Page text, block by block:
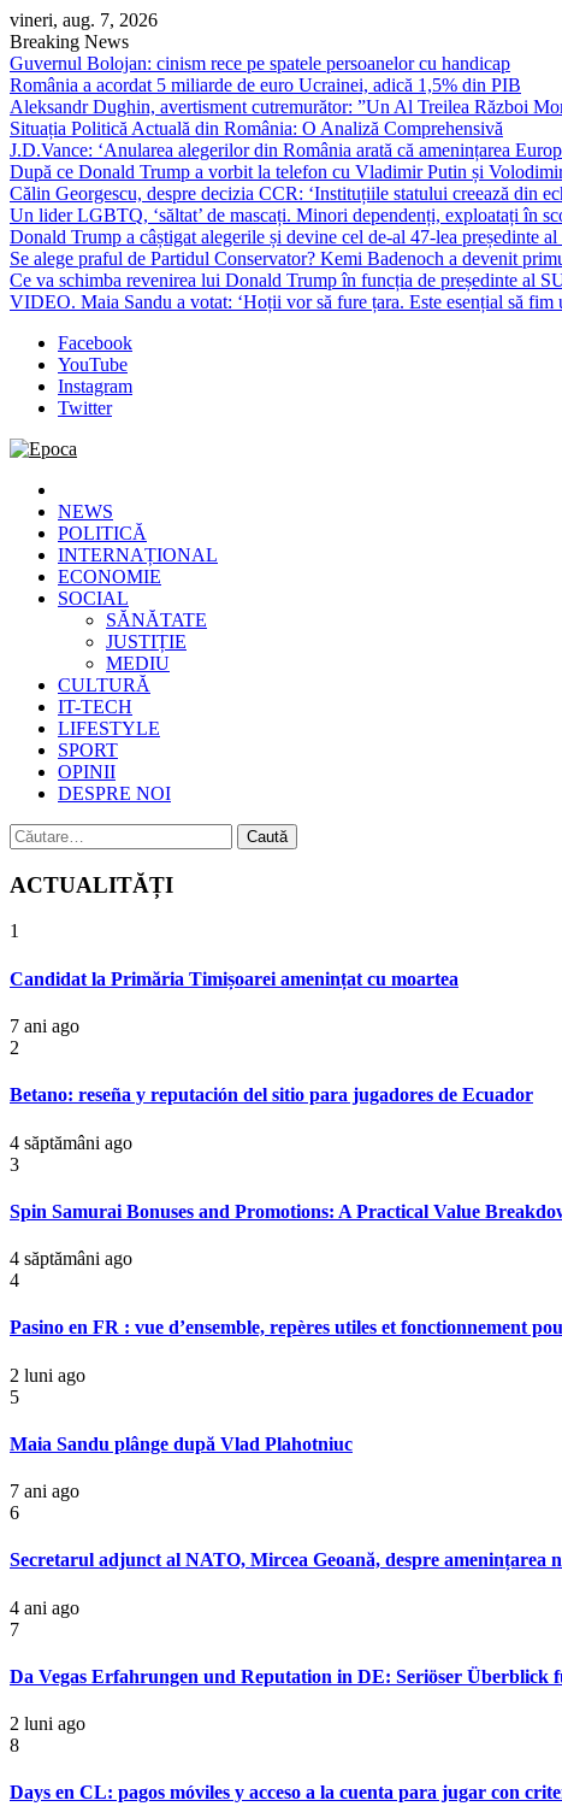
Skip
to
content
vineri, aug. 7, 2026
Breaking News
Guvernul Bolojan: cinism rece pe spatele persoanelor cu handicap
România a acordat 5 miliarde de euro Ucrainei, adică 1,5% din PIB
Aleksandr Dughin, avertisment cutremurător: ”Un Al Treilea Război
Situația Politică Actuală din România: O Analiză Comprehensivă
J.D.Vance: ‘Anularea alegerilor din România arată că amenințarea
După ce Donald Trump a vorbit la telefon cu Vladimir Putin și
Călin Georgescu, despre decizia CCR: ‘Instituțiile statului creează din
Un lider LGBTQ, ‘săltat’ de mascați. Minori dependenți, exploatați în
Donald Trump a câștigat alegerile și devine cel de-al 47-lea președinte
Se alege praful de Partidul Conservator? Kemi Badenoch a devenit
Ce va schimba revenirea lui Donald Trump în funcția de președinte al
VIDEO. Maia Sandu a votat: ‘Hoții vor să fure țara. Este esențial să fim
Facebook
YouTube
Instagram
Twitter
Epoca
Cele mai noi știri online din România
NEWS
POLITICĂ
INTERNAȚIONAL
ECONOMIE
SOCIAL
SĂNĂTATE
JUSTIȚIE
MEDIU
CULTURĂ
IT-TECH
LIFESTYLE
SPORT
OPINII
DESPRE NOI
Caută
după:
ACTUALITĂȚI
1
Candidat la Primăria Timișoarei amenințat cu moartea
7 ani ago
2
Betano: reseña y reputación del sitio para jugadores de Ecuador
4 săptămâni ago
3
Spin Samurai Bonuses and Promotions: A Practical Value
4 săptămâni ago
4
Pasino en FR : vue d’ensemble, repères utiles et fonctionnement
2 luni ago
5
Maia Sandu plânge după Vlad Plahotniuc
7 ani ago
6
Secretarul adjunct al NATO, Mircea Geoană, despre amenințarea
4 ani ago
7
Da Vegas Erfahrungen und Reputation in DE: Seriöser Überblick
2 luni ago
8
Days en CL: pagos móviles y acceso a la cuenta para jugar con